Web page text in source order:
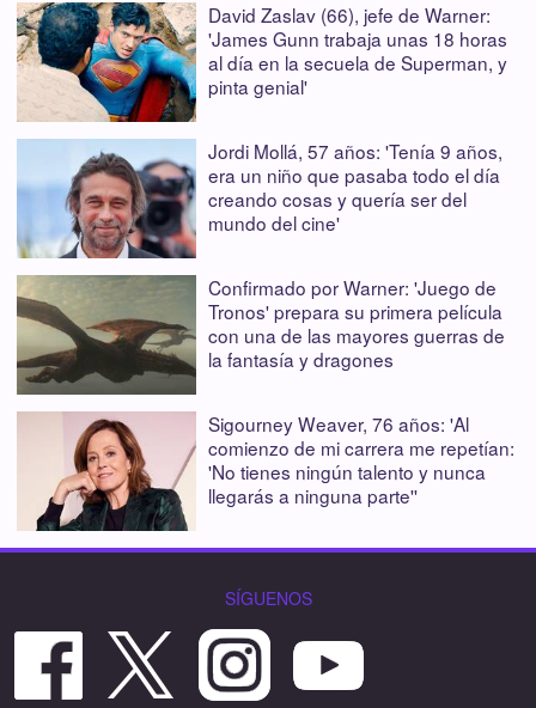
David Zaslav (66), jefe de Warner:
'James Gunn trabaja unas 18 horas
al día en la secuela de Superman, y
pinta genial'
Jordi Mollá, 57 años: 'Tenía 9 años,
era un niño que pasaba todo el día
creando cosas y quería ser del
mundo del cine'
Confirmado por Warner: 'Juego de
Tronos' prepara su primera película
con una de las mayores guerras de
la fantasía y dragones
Sigourney Weaver, 76 años: 'Al
comienzo de mi carrera me repetían:
'No tienes ningún talento y nunca
llegarás a ninguna parte''
SÍGUENOS